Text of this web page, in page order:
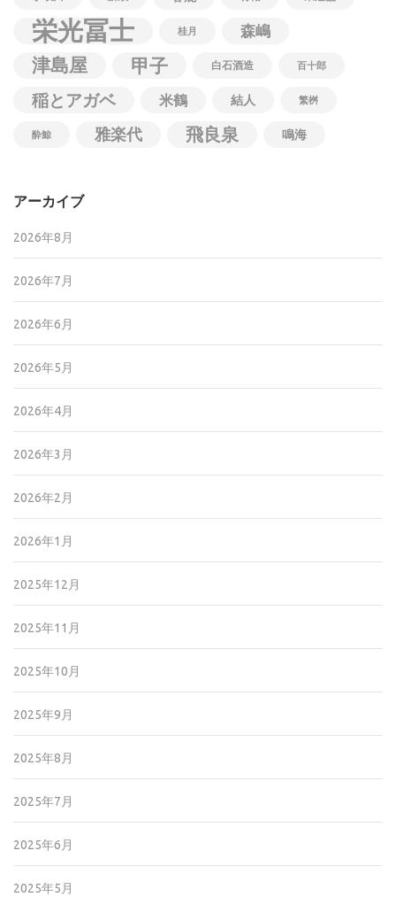
栄光冨士 桂月 森嶋
津島屋 甲子 白石酒造 百十郎
稲とアガベ 米鶴 結人 繁桝
酔鯨 雅楽代 飛良泉 鳴海
アーカイブ
2026年8月
2026年7月
2026年6月
2026年5月
2026年4月
2026年3月
2026年2月
2026年1月
2025年12月
2025年11月
2025年10月
2025年9月
2025年8月
2025年7月
2025年6月
2025年5月